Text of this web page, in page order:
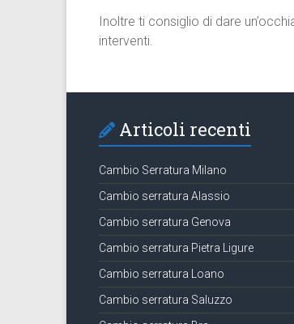
Inoltre ti consiglio di dare
interventi.
Articoli recenti
Cambio Serratura Milano
Cambio serratura Alassio
Cambio serratura Genova
Cambio serratura Pietra Ligure
Cambio serratura Loano
Cambio serratura Saluzzo